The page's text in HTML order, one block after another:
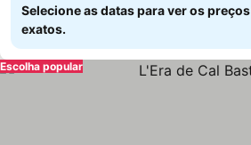
Selecione as datas para ver os preços
exatos.
Escolha popular